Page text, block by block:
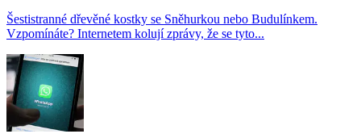
Šestistranné dřevěné kostky se Sněhurkou nebo Budulínkem.
Vzpomínáte? Internetem kolují zprávy, že se tyto...